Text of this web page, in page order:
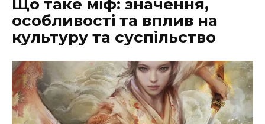
Що таке міф: значення,
особливості та вплив на
культуру та суспільство